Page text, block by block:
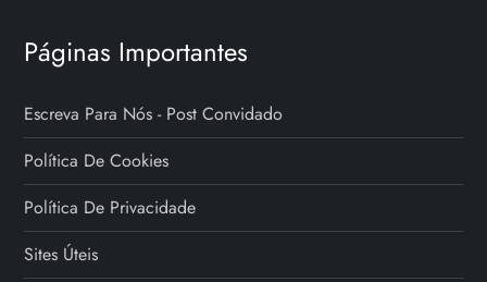
Páginas Importantes
Escreva Para Nós - Post Convidado
Política De Cookies
Política De Privacidade
Sites Úteis